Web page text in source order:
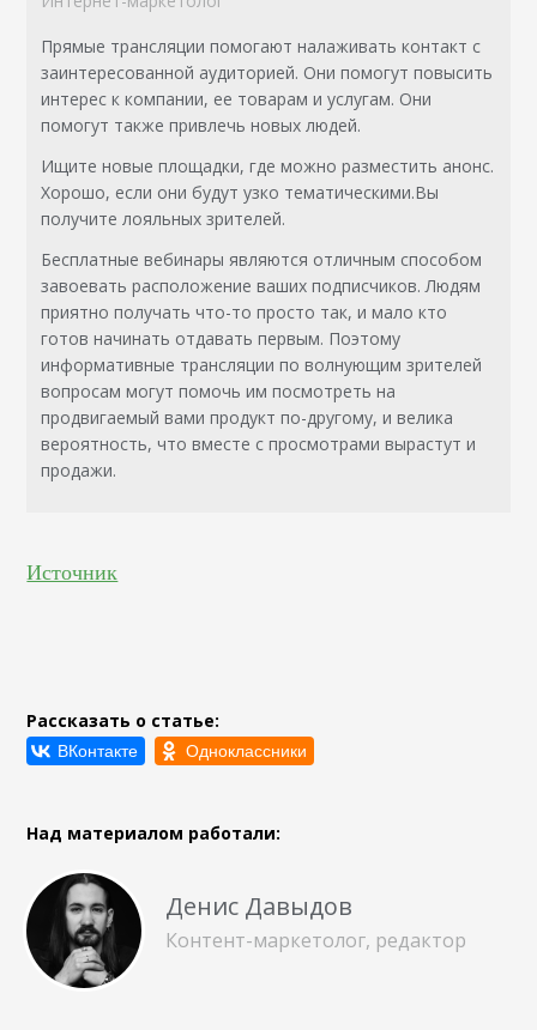
Прямые трансляции помогают налаживать контакт с
заинтересованной аудиторией. Они помогут повысить
интерес к компании, ее товарам и услугам. Они
помогут также привлечь новых людей.
Ищите новые площадки, где можно разместить анонс.
Хорошо, если они будут узко тематическими.Вы
получите лояльных зрителей.
Бесплатные вебинары являются отличным способом
завоевать расположение ваших подписчиков. Людям
приятно получать что-то просто так, и мало кто
готов начинать отдавать первым. Поэтому
информативные трансляции по волнующим зрителей
вопросам могут помочь им посмотреть на
продвигаемый вами продукт по-другому, и велика
вероятность, что вместе с просмотрами вырастут и
продажи.
Источник
Рассказать о статье:
Над материалом работали:
Денис Давыдов
Контент-маркетолог, редактор